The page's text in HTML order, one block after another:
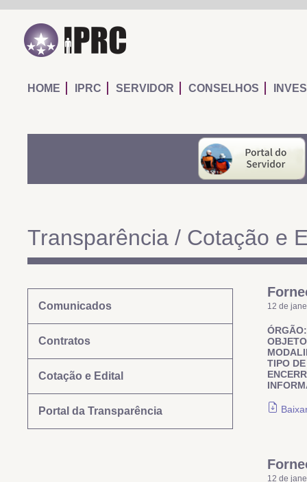
HOME IPRC SERVIDOR CONSELHOS
Transparência / Cotação e
Comunicados
Contratos
Cotação e Edital
Portal da Transparência
12 de
ÓRGÃO:
TIPO
12 de